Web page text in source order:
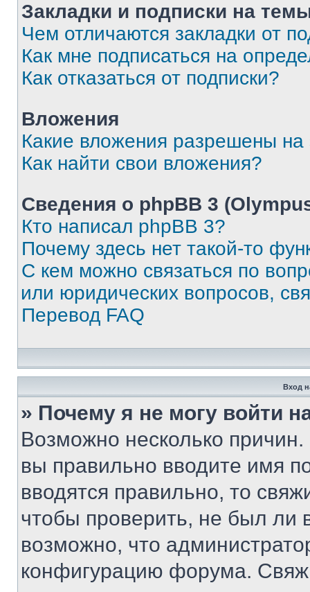
Закладки и подписки на
Чем отличаются закладки от
Как мне подписаться на
Как отказаться от подписки?
Вложения
Какие вложения разрешены
Как найти свои вложения?
Сведения о phpBB 3
Кто написал phpBB 3?
Почему здесь нет такой-то
С кем можно связаться по
или юридических вопросов,
Перевод FAQ
Вход
» Почему я не могу войти
Возможно несколько
вы правильно вводите имя
вводятся правильно, то
чтобы проверить, не был ли
возможно, что
конфигурацию форума.